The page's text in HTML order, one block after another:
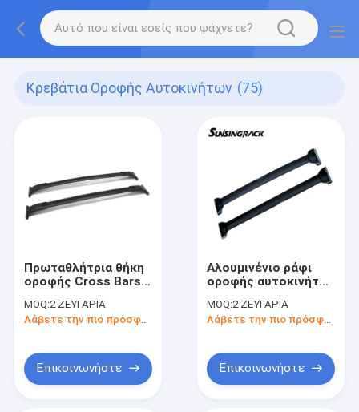
Κρεβάτια Οροφής Αυτοκινήτων (75)
Πρωταθλήτρια θήκη
οροφής Cross Bars
αυτοκινήτου θήκη
αποσκευών για GM
MOQ:2 ΖΕΥΓΑΡΙΑ
Λάβετε την πιο πρόσφατη τιμή
Επικοινωνήστε
Αλουμινένιο ράφι
οροφής αυτοκινήτου
αποσκευών για
αυτοκίνητο για το
MOQ:2 ΖΕΥΓΑΡΙΑ
Λάβετε την πιο πρόσφατη τιμή
Επικοινωνήστε